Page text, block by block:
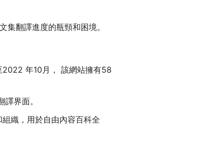
翻譯進度的瓶頸和困境。
2022 年10月， 該網站擁有58
界面。
織，用於自由內容百科全